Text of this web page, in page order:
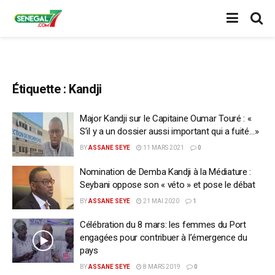
Étiquette : Kandji
Major Kandji sur le Capitaine Oumar Touré : «
S’il y a un dossier aussi important qui a fuité…»
BYASSANE SEYE 11 MARS 2021 0
Nomination de Demba Kandji à la Médiature :
Seybani oppose son « véto » et pose le débat
BYASSANE SEYE 21 MAI 2020 1
Célébration du 8 mars: les femmes du Port
engagées pour contribuer à l’émergence du
pays
BYASSANE SEYE 8 MARS 2019 0